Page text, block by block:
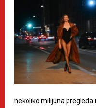
nekoliko milijuna pregleda